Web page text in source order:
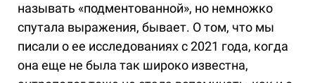
называть «подментованной», но немножко
спутала выражения, бывает. О том, что мы
писали о ее исследованиях с 2021 года, когда
она еще не была так широко известна,